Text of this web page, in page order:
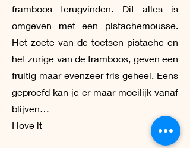
framboos terugvinden. Dit alles is
omgeven met een pistachemousse.
Het zoete van de toetsen pistache en
het zurige van de framboos, geven een
fruitig maar evenzeer fris geheel. Eens
geproefd kan je er maar moeilijk vanaf
blijven…
I love it